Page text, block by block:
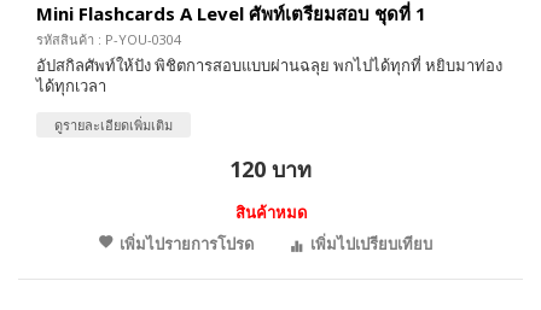
Mini Flashcards A Level ศัพท์เตรียมสอบ ชุดที่ 1
รหัสสินค้า : P-YOU-0304
อัปสกิลศัพท์ให้ปัง พิชิตการสอบแบบผ่านฉลุย พกไปได้ทุกที่ หยิบมาท่อง
ได้ทุกเวลา
ดูรายละเอียดเพิ่มเติม
120 บาท
สินค้าหมด
เพิ่มไปรายการโปรด
เพิ่มไปเปรียบเทียบ